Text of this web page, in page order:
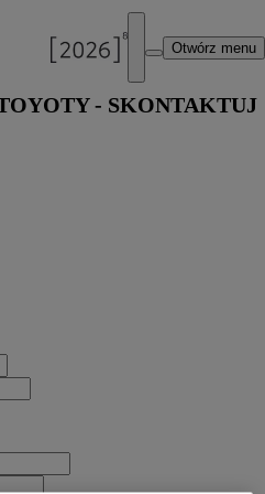
Otwórz menu
- SKONTAKTUJ